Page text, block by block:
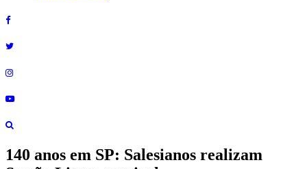
140 anos em SP: Salesianos realizam